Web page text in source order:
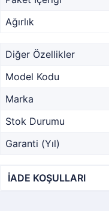
Ağırlık
Diğer Özellikler
Model Kodu
Marka
Stok Durumu
Garanti (Yıl)
İADE KOŞULLARI